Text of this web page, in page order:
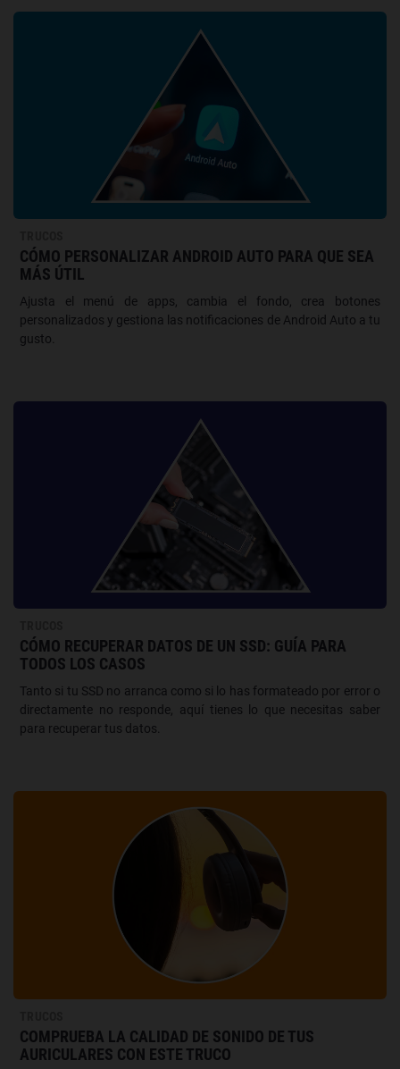
CÓMO PERSONALIZAR ANDROID AUTO PARA QUE SEA
MÁS ÚTIL
Ajusta el menú de apps, cambia el fondo, crea botones
personalizados y gestiona las notificaciones de Android Auto a tu
gusto.
CÓMO RECUPERAR DATOS DE UN SSD: GUÍA PARA
TODOS LOS CASOS
Tanto si tu SSD no arranca como si lo has formateado por error o
directamente no responde, aquí tienes lo que necesitas saber
para recuperar tus datos.
COMPRUEBA LA CALIDAD DE SONIDO DE TUS
AURICULARES CON ESTE TRUCO